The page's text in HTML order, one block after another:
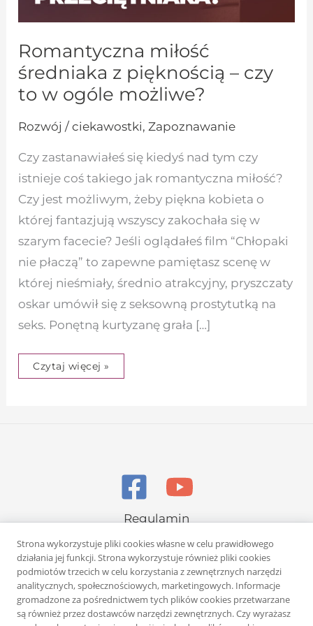
Romantyczna miłość
średniaka z pięknością – czy
to w ogóle możliwe?
Rozwój / ciekawostki,Zapoznawanie
Czy zastanawiałeś się kiedyś nad tym czy
istnieje coś takiego jak romantyczna miłość?
Czy jest możliwym, żeby piękna kobieta o
której fantazjują wszyscy zakochała się w
szarym facecie? Jeśli oglądałeś film “Chłopaki
nie płaczą” to zapewne pamiętasz scenę w
której nieśmiały, średnio atrakcyjny, pryszczaty
oskar umówił się z seksowną prostytutką na
seks. Ponętną kurtyzanę grała […]
Czytaj więcej »
Regulamin
Polityka prywatności
Strona wykorzystuje pliki cookies własne w celu prawidłowego
działania jej funkcji. Strona wykorzystuje również pliki cookies
podmiotów trzecich w celu korzystania z zewnętrznych narzędzi
analitycznych, społecznościowych, marketingowych. Informacje
gromadzone za pośrednictwem tych plików cookies przetwarzane
są również przez dostawców narzędzi zewnętrznych. Czy wyrażasz